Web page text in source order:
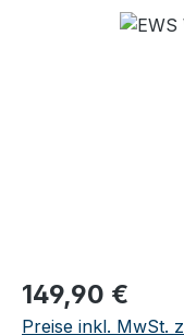
Regulärer Preis:
149,90 €
Preise inkl. MwSt.